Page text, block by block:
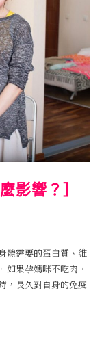
影響？］
體需要的蛋白質、維
如果孕媽咪不吃肉，
，長久對自身的免疫